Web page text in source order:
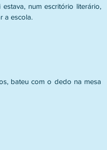
num escritório literário,
a escola.
bateu com o dedo na mesa